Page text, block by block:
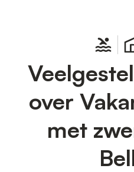
over
met